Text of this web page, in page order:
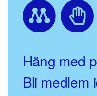
Häng med
Bli medlem